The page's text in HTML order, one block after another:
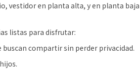
vestidor en planta alta, y en planta
listas para disfrutar:
compartir sin perder privacidad.